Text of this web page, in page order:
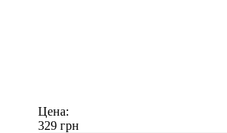
Цена:
329 грн